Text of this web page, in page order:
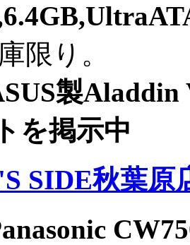
限り。
製
を掲示中
SIDE秋葉原